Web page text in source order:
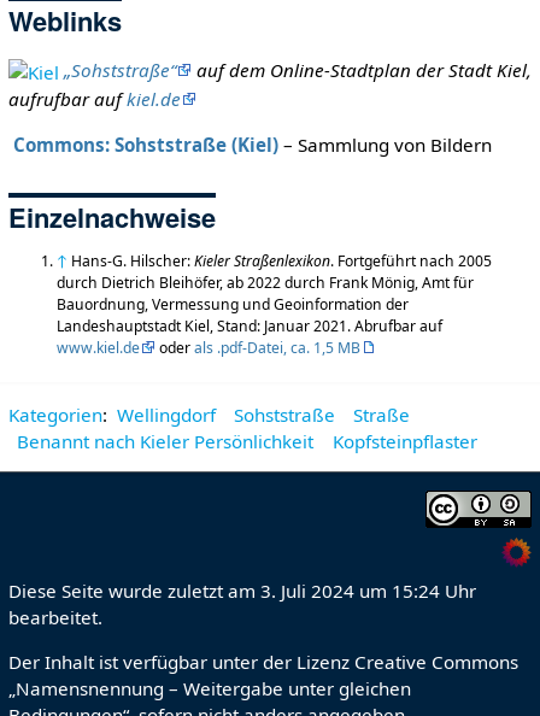
Weblinks
„Sohststraße“
auf dem Online-Stadtplan der Stadt Kiel,
aufrufbar aufkiel.de
Commons: Sohststraße (Kiel)– Sammlung von Bildern
Einzelnachweise
↑ Hans-G. Hilscher:Kieler Straßenlexikon. Fortgeführt nach 2005
durch Dietrich Bleihöfer, ab 2022 durch Frank Mönig, Amt für
Bauordnung, Vermessung und Geoinformation der
Landeshauptstadt Kiel, Stand: Januar 2021. Abrufbar auf
www.kiel.de
oderals .pdf-Datei, ca. 1,5 MB
Kategorien: Wellingdorf Sohststraße
Straße
Benannt nach Kieler Persönlichkeit
Kopfsteinpflaster
Diese Seite wurde zuletzt am 3. Juli 2024 um 15:24 Uhr
bearbeitet.
Der Inhalt ist verfügbar unter der Lizenz Creative Commons
„Namensnennung – Weitergabe unter gleichen